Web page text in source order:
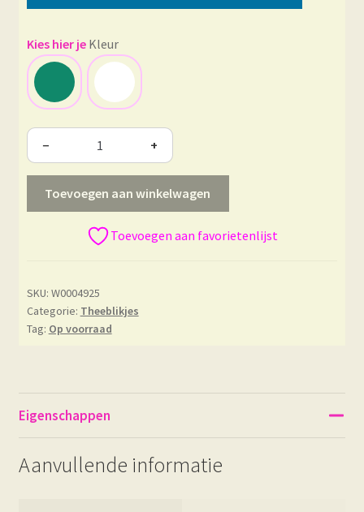
Kleur
− +
Toevoegen aan winkelwagen
Toevoegen aan favorietenlijst
SKU: W0004925
Categorie: Theeblikjes
Tag: Op voorraad
Eigenschappen
Aanvullende informatie